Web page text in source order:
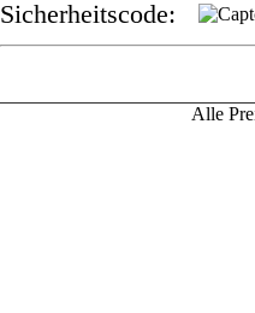
Sicherheitscode:
Alle